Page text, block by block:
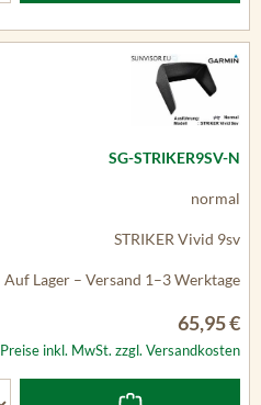
SG-STRIKER9SV-N
normal
STRIKER Vivid 9sv
Auf Lager – Versand 1–3 Werktage
65,95 €
Preise inkl. MwSt. zzgl. Versandkosten